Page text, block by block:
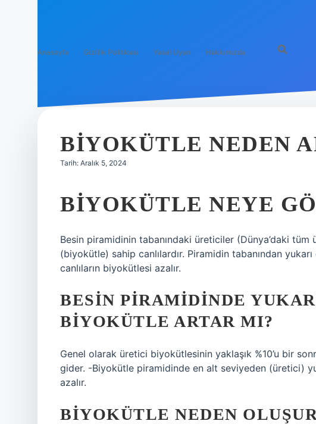
Anasayfa Gizlilik Politikası Yasal Uyarı Hakkımızda
BIYOKÜTLE NEDEN
Tarih: Aralık 5, 2024
BIYOKÜTLE NEYE
Besin piramidinin tabanındaki üreticiler (Dünya’daki tüm
(biyokütle) sahip canlılardır. Piramidin tabanından
canlıların biyokütlesi azalır.
BESIN PIRAMIDINDE
BIYOKÜTLE ARTAR MI?
Genel olarak üretici biyokütlesinin yaklaşık %10’u bir
gider. -Biyokütle piramidinde en alt seviyeden (üretici)
azalır.
BIYOKÜTLE NEDEN